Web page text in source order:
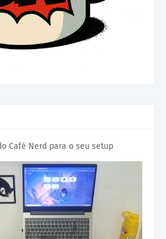
Café Nerd para o seu setup